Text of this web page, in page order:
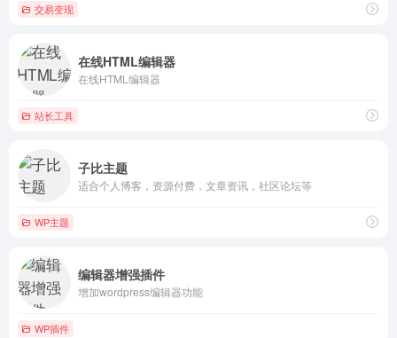
交易变现
在线HTML编辑器
在线HTML编辑器
站长工具
子比主题
适合个人博客，资源付费，文章资讯，社区论坛等
WP主题
编辑器增强插件
增加wordpress编辑器功能
WP插件